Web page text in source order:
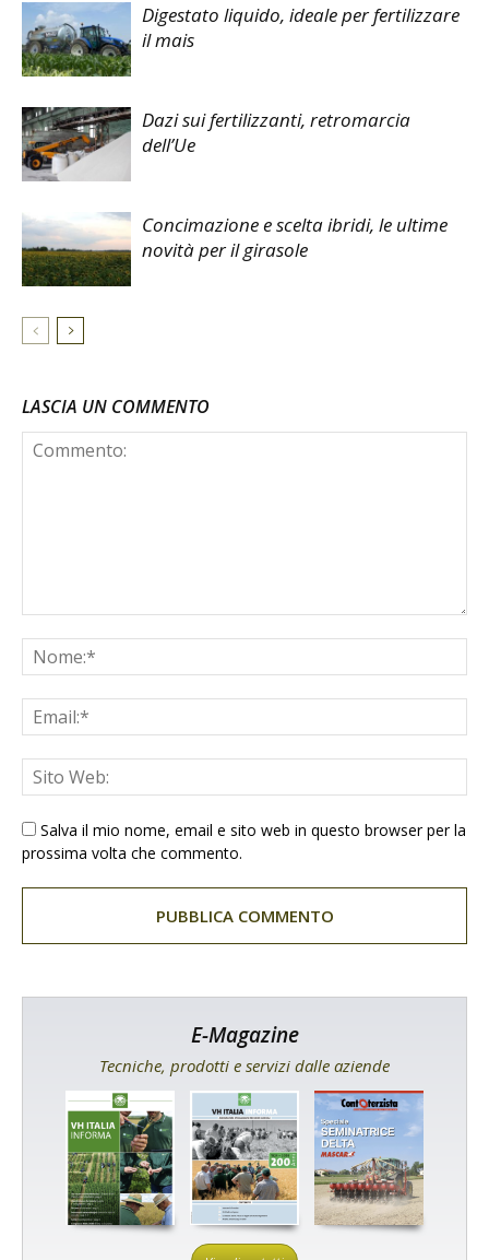
Digestato liquido, ideale per fertilizzare
il mais
Dazi sui fertilizzanti, retromarcia
dell’Ue
Concimazione e scelta ibridi, le ultime
novità per il girasole
LASCIA UN COMMENTO
Salva il mio nome, email e sito web in questo browser per la
prossima volta che commento.
E-Magazine
Tecniche, prodotti e servizi dalle aziende